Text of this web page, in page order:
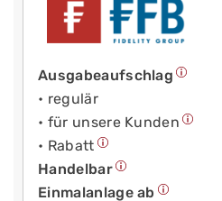
Ausgabeaufschlag
• regulär
• für unsere Kunden
• Rabatt
Handelbar
Einmalanlage ab